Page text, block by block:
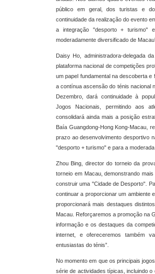
público em geral, dos turistas e
continuidade da realização do evento
a integração "desporto + turismo"
moderadamente diversificado de
Daisy Ho, administradora-delegada
plataforma nacional de competições
um papel fundamental na descoberta
a contínua ascensão do ténis nacional
Dezembro, dará continuidade à
Jogos Nacionais, permitindo aos
consolidará ainda mais a posição
Baía Guangdong-Hong Kong-Macau,
prazo ao desenvolvimento desportivo
"desporto + turismo" e para a
Zhou Bing, director do torneio da
torneio em Macau, demonstrando
construir uma "Cidade de Desporto".
continuar a proporcionar um ambiente
proporcionará mais destaques
Macau. Reforçaremos a promoção na
informação e os destaques da
internet, e ofereceremos também
entusiastas do ténis”.
No momento em que os principais
série de actividades típicas, incluindo